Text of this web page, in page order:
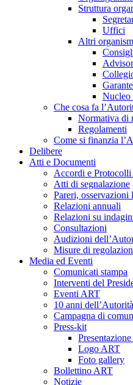
Struttura
Uffici
Altri
Nucleo
Che cosa fa
Normativa di
Regolamenti
Come si finanzia
Delibere
Atti e Documenti
Accordi e Protocolli
Atti di segnalazione
Pareri,
Relazioni annuali
Relazioni su
Consultazioni
Audizioni
Misure di
Media ed Eventi
Comunicati stampa
Interventi del
Eventi ART
10 anni
Campagna di
Press-kit
Logo ART
Foto gallery
Bollettino ART
Notizie